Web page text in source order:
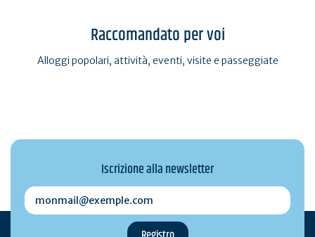
Raccomandato per voi
Alloggi popolari, attività, eventi, visite e passeggiate
Iscrizione alla newsletter
monmail@exemple.com